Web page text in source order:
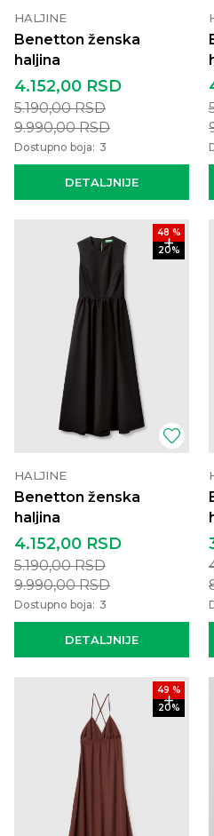
HALJINE
Benetton ženska
haljina
DETALJNIJE
4.152,00 RSD
5.190,00RSD
9.990,00RSD
Dostupno boja: 3
48 %
20%
HALJINE
Benetton ženska
haljina
DETALJNIJE
4.152,00 RSD
5.190,00RSD
9.990,00RSD
Dostupno boja: 3
49 %
20%